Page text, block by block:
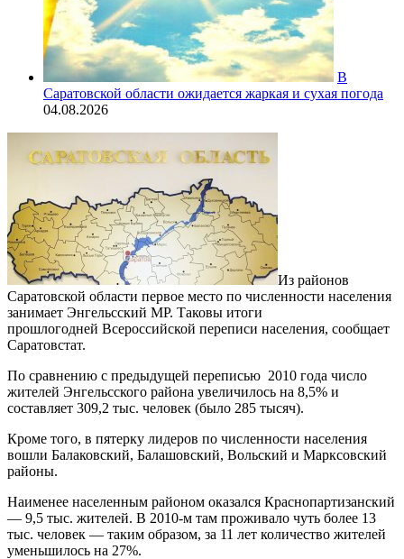
В
Саратовской области ожидается жаркая и сухая погода
04.08.2026
Из районов
Саратовской области первое место по численности населения
занимает Энгельсский МР. Таковы итоги
прошлогодней Всероссийской переписи населения, сообщает
Саратовстат.
По сравнению с предыдущей переписью 2010 года число
жителей Энгельсского района увеличилось на 8,5% и
составляет 309,2 тыс. человек (было 285 тысяч).
Кроме того, в пятерку лидеров по численности населения
вошли Балаковский, Балашовский, Вольский и Марксовский
районы.
Наименее населенным районом оказался Краснопартизанский
— 9,5 тыс. жителей. В 2010-м там проживало чуть более 13
тыс. человек — таким образом, за 11 лет количество жителей
уменьшилось на 27%.